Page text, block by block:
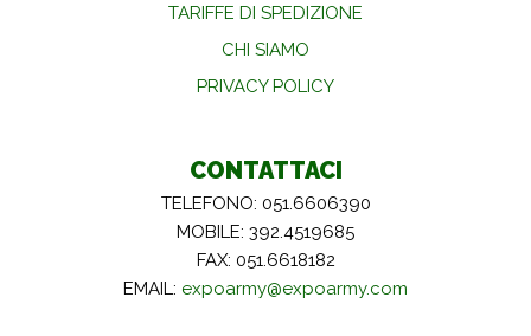
TARIFFE DI SPEDIZIONE
CHI SIAMO
PRIVACY POLICY
CONTATTACI
TELEFONO: 051.6606390
MOBILE: 392.4519685
FAX: 051.6618182
EMAIL: expoarmy@expoarmy.com